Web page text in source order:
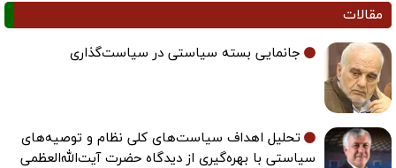
مقالات
جانمایی بسته سیاستی در سیاست‌گذاری
تحلیل اهداف سیاست‌های کلی نظام و توصیه‌های
سیاستی با بهره‌گیری از دیدگاه حضرت آیت‌الله‌العظمی